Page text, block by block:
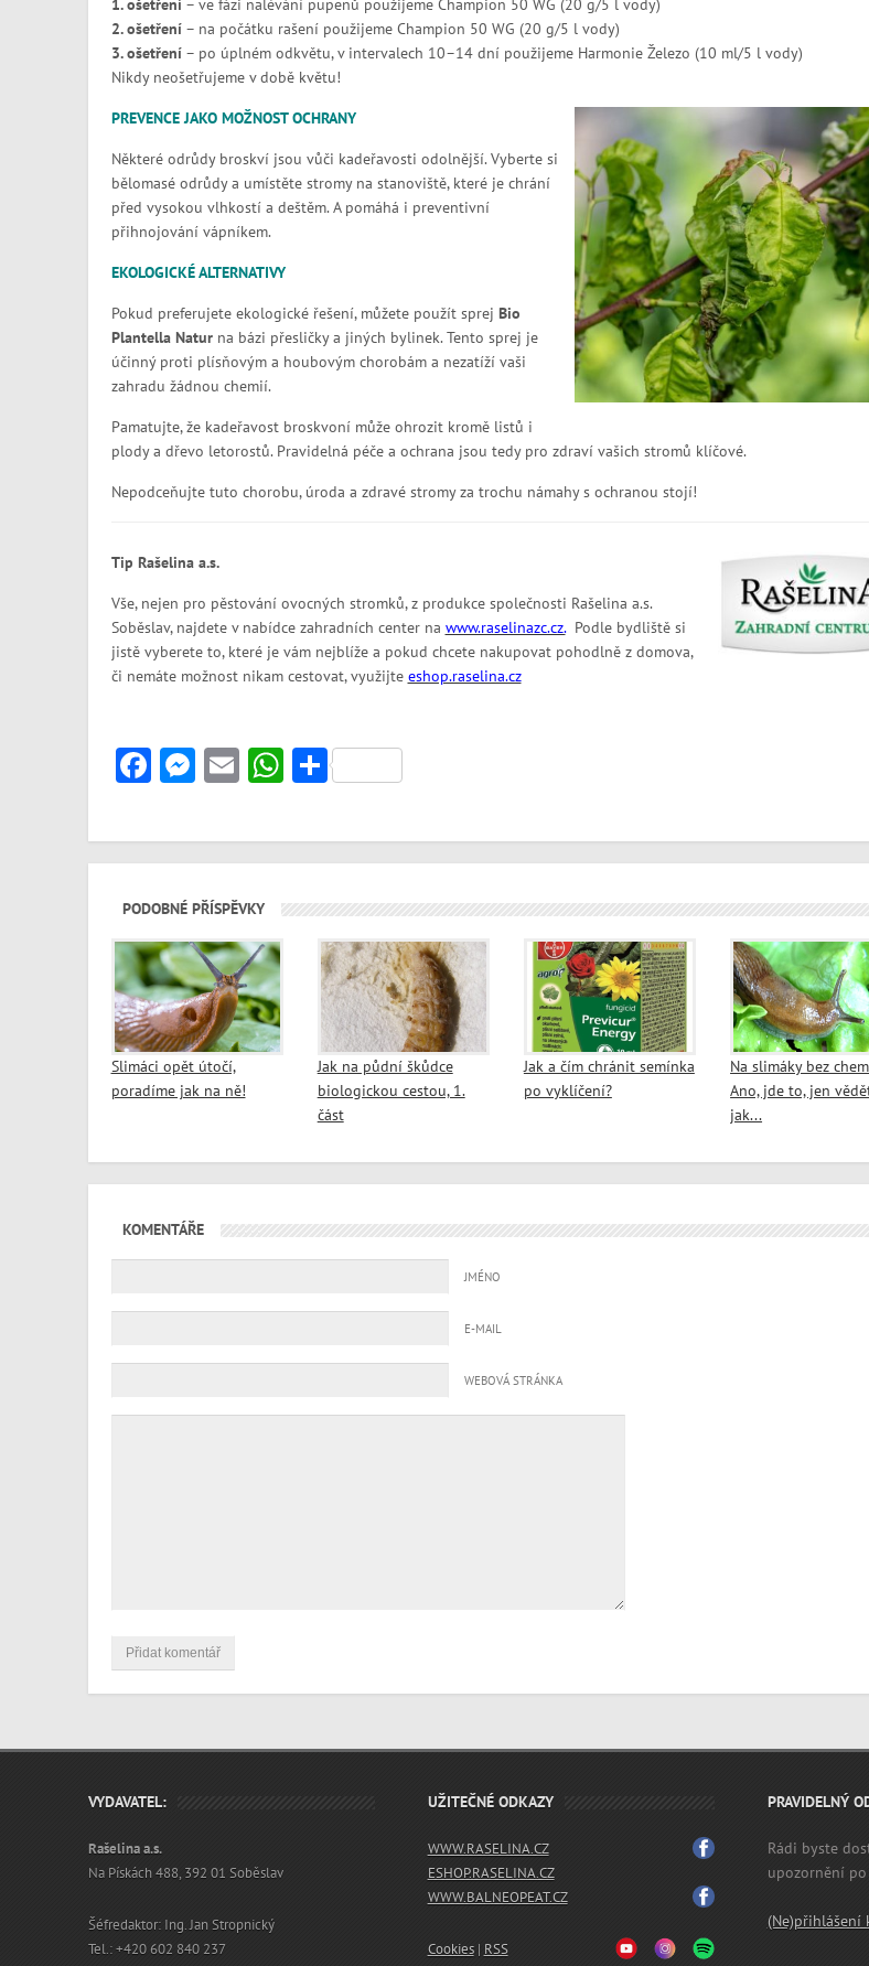
1. ošetření– ve fázi nalévání pupenů použijeme Champion 50 WG (20 g/5 l vody)
2. ošetření– na počátku rašení použijeme Champion 50 WG (20 g/5 l vody)
3. ošetření– po úplném odkvětu, v intervalech 10–14 dní použijeme Harmonie Železo (10 ml/5 l vody)
Nikdy neošetřujeme v době květu!
PREVENCE JAKO MOŽNOST OCHRANY
Některé odrůdy broskví jsou vůči kadeřavosti odolnější. Vyberte si
bělomasé odrůdy a umístěte stromy na stanoviště, které je chrání
před vysokou vlhkostí a deštěm. A pomáhá i preventivní
přihnojování vápníkem.
EKOLOGICKÉ ALTERNATIVY
Pokud preferujete ekologické řešení, můžete použít sprej Bio
Plantella Natur na bázi přesličky a jiných bylinek. Tento sprej je
účinný proti plísňovým a houbovým chorobám a nezatíží vaši
zahradu žádnou chemií.
Pamatujte, že kadeřavost broskvoní může ohrozit kromě listů i
plody a dřevo letorostů. Pravidelná péče a ochrana jsou tedy pro zdraví vašich stromů klíčové.
Nepodceňujte tuto chorobu, úroda a zdravé stromy za trochu námahy s ochranou stojí!
Tip Rašelina a.s.
Vše, nejen pro pěstování ovocných stromků, z produkce společnosti Rašelina a.s.
Soběslav, najdete v nabídce zahradních center na www.raselinazc.cz.Podle bydliště si
jistě vyberete to, které je vám nejblíže a pokud chcete nakupovat pohodlně z domova,
či nemáte možnost nikam cestovat, využijte eshop.raselina.cz
Facebook
Messenger
EmailWhatsApp
Share
PODOBNÉ PŘÍSPĚVKY
Slimáci opět útočí,
poradíme jak na ně!
Jak na půdní škůdce
biologickou cestou, 1.
část
Jak a čím chránit semínka
po vyklíčení?
Na slimáky bez
Ano, jde to, jen
jak...
KOMENTÁŘE
JMÉNO
E-MAIL
WEBOVÁ STRÁNKA
VYDAVATEL:
Rašelina a.s.
Na Pískách 488, 392 01 Soběslav
Šéfredaktor: Ing. Jan Stropnický
Tel.: +420 602 840 237
UŽITEČNÉ ODKAZY
WWW.RASELINA.CZ
ESHOP.RASELINA.CZ
WWW.BALNEOPEAT.CZ
Cookies| RSS
PRAVIDELNÝ
Rádi byste
upozornění
(Ne)přihlášení